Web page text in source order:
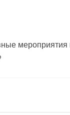
мероприятия